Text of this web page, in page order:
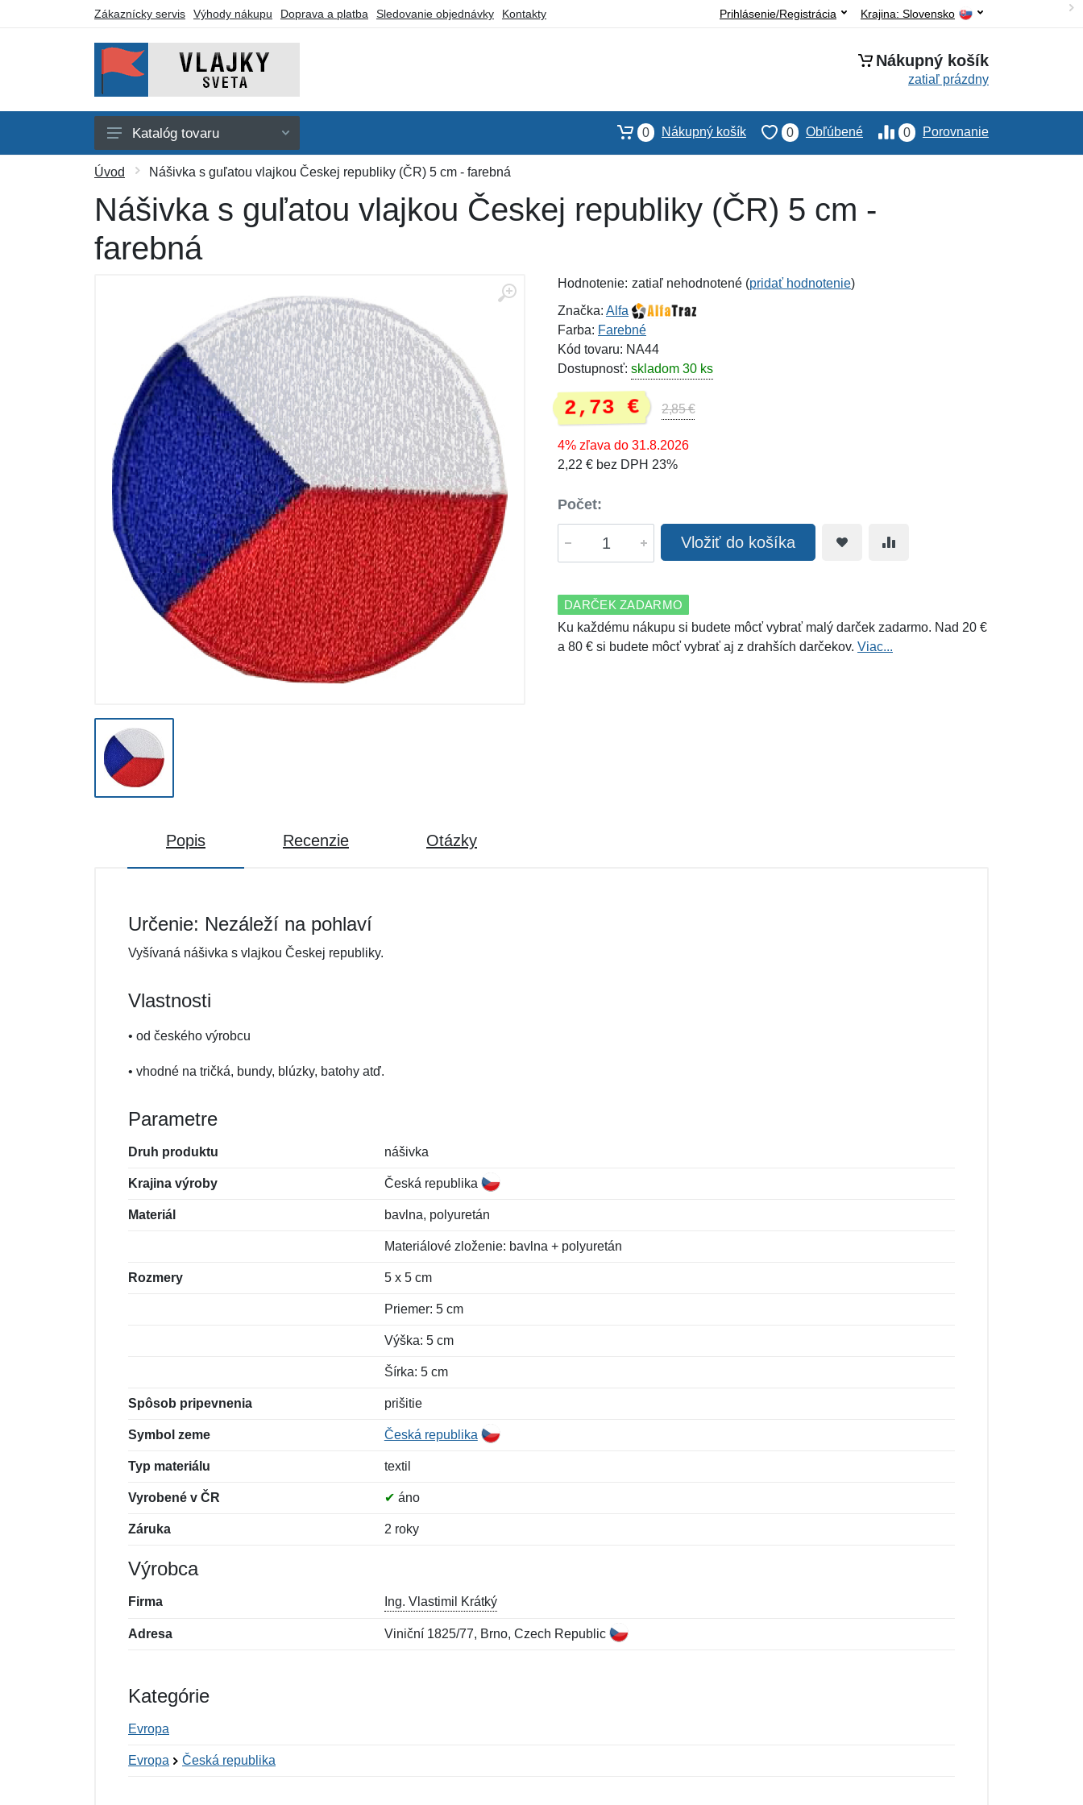
Zákaznícky servis Výhody nákupu Doprava a platba Sledovanie objednávky Kontakty Krajina: Slovensko
Prihlásenie/Registrácia
Nákupný košík
zatiaľ prázdny
Afrika
Amerika
Ázia
Darčekové poukazy
Výpredaj
Katalóg tovaru 0 Porovnanie
0 Obľúbené
0 Nákupný košík
Úvod Nášivka s guľatou vlajkou Českej republiky (ČR) 5 cm - farebná
Nášivka s guľatou vlajkou Českej republiky (ČR) 5 cm -
farebná
Hodnotenie: zatiaľ nehodnotené (pridať hodnotenie)
Značka: Alfa
Farba: Farebné
Kód tovaru: NA44
Dostupnosť: skladom 30 ks
2,73 € 2,85 €
4% zľava do 31.8.2026
2,22 € bez DPH 23%
Počet:
Vložiť do košíka
DARČEK ZADARMO
Ku každému nákupu si budete môcť vybrať malý darček zadarmo. Nad 20 €
a 80 € si budete môcť vybrať aj z drahších darčekov. Viac...
Popis Recenzie Otázky
Určenie: Nezáleží na pohlaví
Vyšívaná nášivka s vlajkou Českej republiky.
Vlastnosti
• od českého výrobcu
• vhodné na tričká, bundy, blúzky, batohy atď.
Parametre
Druh produktu nášivka
Krajina výroby Česká republika
Materiál bavlna, polyuretán
Materiálové zloženie: bavlna + polyuretán
Rozmery 5 x 5 cm
Priemer: 5 cm
Výška: 5 cm
Šírka: 5 cm
Spôsob pripevnenia prišitie
Symbol zeme Česká republika
Typ materiálu textil
Vyrobené v ČR ✔ áno
Záruka 2 roky
Výrobca
Firma Ing. Vlastimil Krátký
Adresa Viniční 1825/77, Brno, Czech Republic
Kategórie
Evropa
Evropa Česká republika